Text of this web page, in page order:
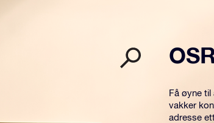
Få øyne til
vakker
adresse